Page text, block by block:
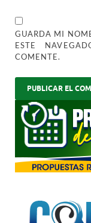
GUARDA MI
ESTE
COMENTE.